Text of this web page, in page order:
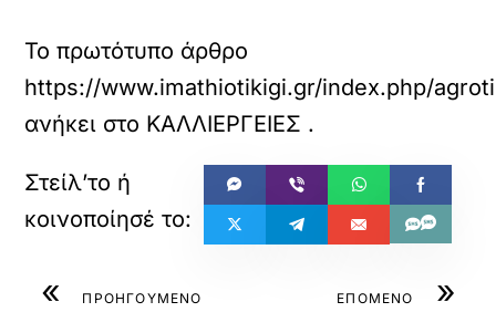
Το πρωτότυπο άρθρο
https://www.imathiotikigi.gr/index.php/
ανήκει στο ΚΑΛΛΙΕΡΓΕΙΕΣ .
« ΠΡΟΗΓΟΥΜΕΝΟ »
ΕΠΟΜΕΝΟ